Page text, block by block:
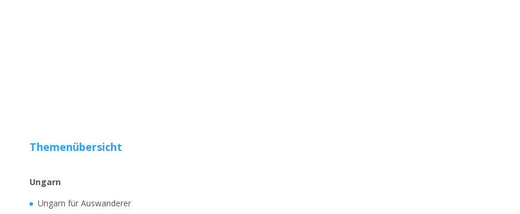
Themenübersicht
Ungarn
Ungarn für Auswanderer